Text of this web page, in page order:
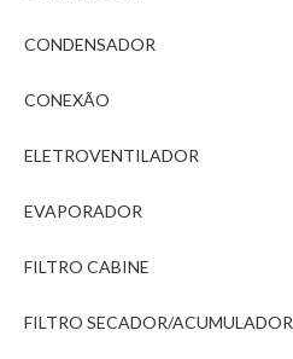
CONDENSADOR
CONEXÃO
ELETROVENTILADOR
EVAPORADOR
FILTRO CABINE
FILTRO SECADOR/ACUMULADOR